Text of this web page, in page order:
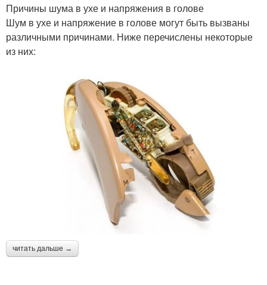
Причины шума в ухе и напряжения в голове
Шум в ухе и напряжение в голове могут быть вызваны
различными причинами. Ниже перечислены некоторые
из них:
читать дальше →